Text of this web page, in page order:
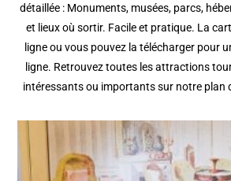
détaillée : Monuments, musées, parcs,
et lieux où sortir. Facile et pratique. La
ligne ou vous pouvez la télécharger pour
ligne. Retrouvez toutes les attractions
intéressants ou importants sur notre plan